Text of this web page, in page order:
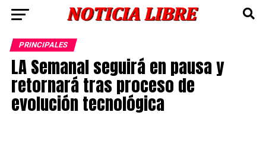
PRINCIPALES
LA Semanal seguirá en pausa y
retornará tras proceso de
evolución tecnológica